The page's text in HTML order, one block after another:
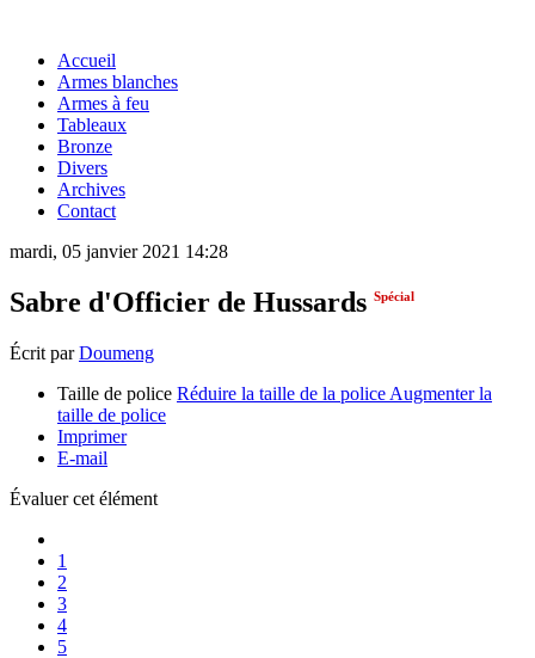
Accueil
Armes blanches
Armes à feu
Tableaux
Bronze
Divers
Archives
Contact
mardi, 05 janvier 2021 14:28
Sabre d'Officier de Hussards Spécial
Écrit parDoumeng
Taille de police Réduire la taille de la police Augmenter la
taille de police
Imprimer
E-mail
Évaluer cet élément
1
2
3
4
5